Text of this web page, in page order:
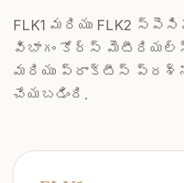
FLK1 మరియు FLK2
విభాగం కోర్స్
మరియు ప్రాక్టీస్
చేయబడింది.